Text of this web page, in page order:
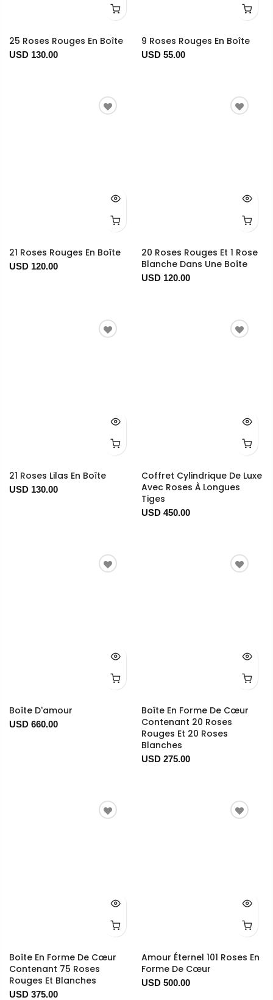
25 Roses Rouges En Boîte
USD 130.00
9 Roses Rouges En Boîte
USD 55.00
21 Roses Rouges En Boîte
USD 120.00
20 Roses Rouges Et 1 Rose
Blanche Dans Une Boîte
USD 120.00
21 Roses Lilas En Boîte
USD 130.00
Coffret Cylindrique De Luxe
Avec Roses À Longues
Tiges
USD 450.00
Boîte D'amour
USD 660.00
Boîte En Forme De Cœur
Contenant 20 Roses
Rouges Et 20 Roses
Blanches
USD 275.00
Boîte En Forme De Cœur
Contenant 75 Roses
Rouges Et Blanches
USD 375.00
Amour Éternel 101 Roses En
Forme De Cœur
USD 500.00